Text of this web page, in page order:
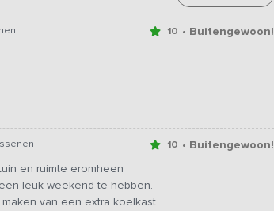
10 • Buitengewoon!
10 • Buitengewoon!
en ruimte eromheen
leuk weekend te hebben.
van een extra koelkast